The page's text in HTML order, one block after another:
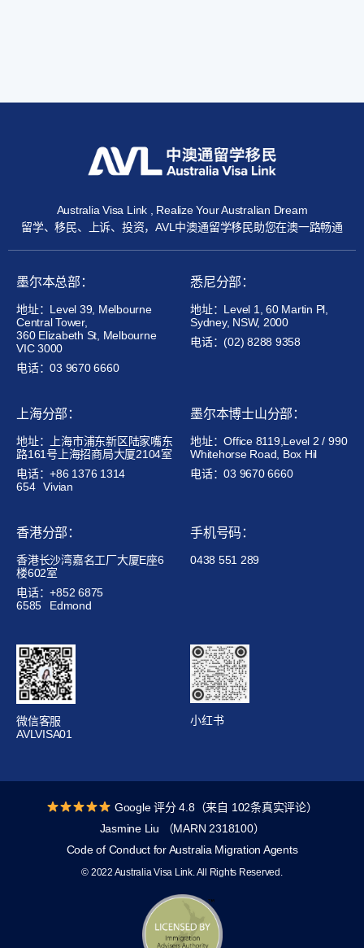
Australia Visa Link , Realize Your Australian Dream
留学、移民、上诉、投资，AVL中澳通留学移民助您在澳一路畅通
墨尔本总部：
地址：Level 39, Melbourne
Central Tower,
360 Elizabeth St, Melbourne
VIC 3000
电话：03 9670 6660
悉尼分部：
地址：Level 1, 60 Martin Pl,
Sydney, NSW, 2000
电话：(02) 8288 9358
上海分部：
地址：上海市浦东新区陆家嘴东
路161号上海招商局大厦2104室
电话：+86 1376 1314
654
Vivian
墨尔本博士山分部：
地址：Office 8119,Level 2 / 990
Whitehorse Road, Box Hil
电话：03 9670 6660
香港分部：
香港长沙湾嘉名工厂大厦E座6
楼602室
电话：+852 6875
6585
Edmond
手机号码：
0438 551 289
微信客服
AVLVISA01
小红书
Google 评分 4.8（来自 102条真实评论）
Jasmine Liu （MARN 2318100）
Code of Conduct for Australia Migration Agents
© 2022 Australia Visa Link. All Rights Reserved.